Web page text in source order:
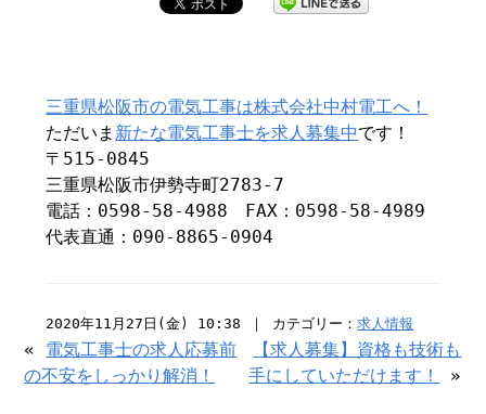
三重県松阪市の電気工事は株式会社中村電工へ！
ただいま 新たな電気工事士を求人募集中です！
〒515-0845
三重県松阪市伊勢寺町2783-7
電話：0598-58-4988 FAX：0598-58-4989
代表直通：090-8865-0904
2020年11月27日(金) 10:38 ｜ カテゴリー：求人情報
« 電気工事士の求人応募前
の不安をしっかり解消！
【求人募集】資格も技術も
手にしていただけます！
»